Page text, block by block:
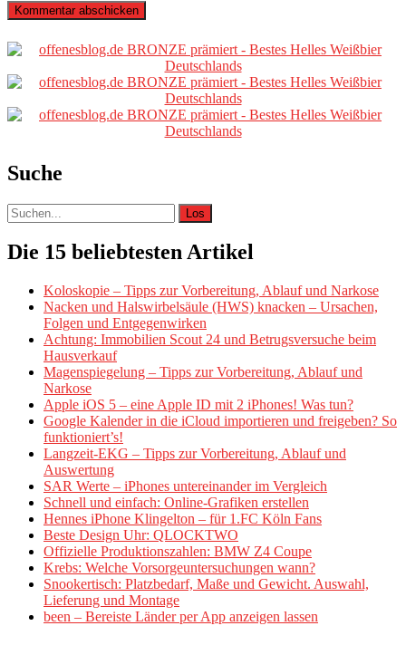
Primäre
Sidebar
Suche
Suche
nach:
Die 15 beliebtesten Artikel
Koloskopie – Tipps zur Vorbereitung, Ablauf und Narkose
Nacken und Halswirbelsäule (HWS) knacken – Ursachen,
Folgen und Entgegenwirken
Achtung: Immobilien Scout 24 und Betrugsversuche beim
Hausverkauf
Magenspiegelung – Tipps zur Vorbereitung, Ablauf und
Narkose
Apple iOS 5 – eine Apple ID mit 2 iPhones! Was tun?
Google Kalender in die iCloud importieren und freigeben? So
funktioniert’s!
Langzeit-EKG – Tipps zur Vorbereitung, Ablauf und
Auswertung
SAR Werte – iPhones untereinander im Vergleich
Schnell und einfach: Online-Grafiken erstellen
Hennes iPhone Klingelton – für 1.FC Köln Fans
Beste Design Uhr: QLOCKTWO
Offizielle Produktionszahlen: BMW Z4 Coupe
Krebs: Welche Vorsorgeuntersuchungen wann?
Snookertisch: Platzbedarf, Maße und Gewicht. Auswahl,
Lieferung und Montage
been – Bereiste Länder per App anzeigen lassen